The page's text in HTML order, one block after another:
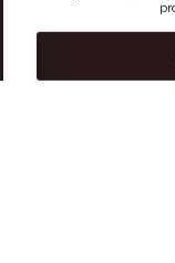
PRZYDATNE LINKI
Polityka Prywatności